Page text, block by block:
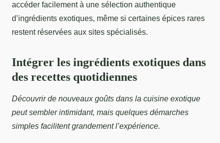
accéder facilement à une sélection authentique
d’ingrédients exotiques, même si certaines épices rares
restent réservées aux sites spécialisés.
Intégrer les ingrédients exotiques dans
des recettes quotidiennes
Découvrir de nouveaux goûts dans la cuisine exotique
peut sembler intimidant, mais quelques démarches
simples facilitent grandement l’expérience.